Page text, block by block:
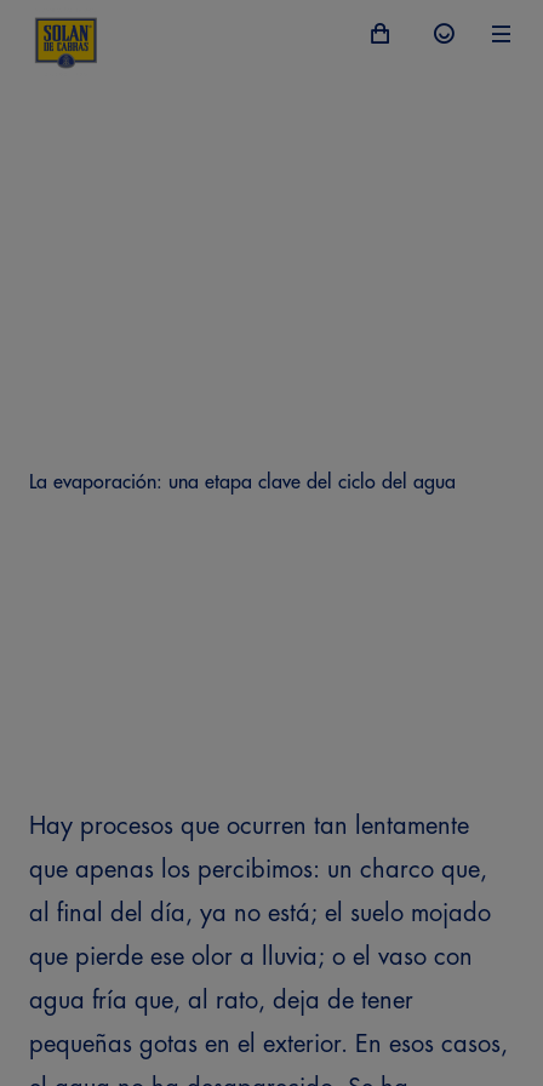
La evaporación: una etapa clave del ciclo del agua
Hay procesos que ocurren tan lentamente
que apenas los percibimos: un charco que,
al final del día, ya no está; el suelo mojado
que pierde ese olor a lluvia; o el vaso con
agua fría que, al rato, deja de tener
pequeñas gotas en el exterior. En esos casos,